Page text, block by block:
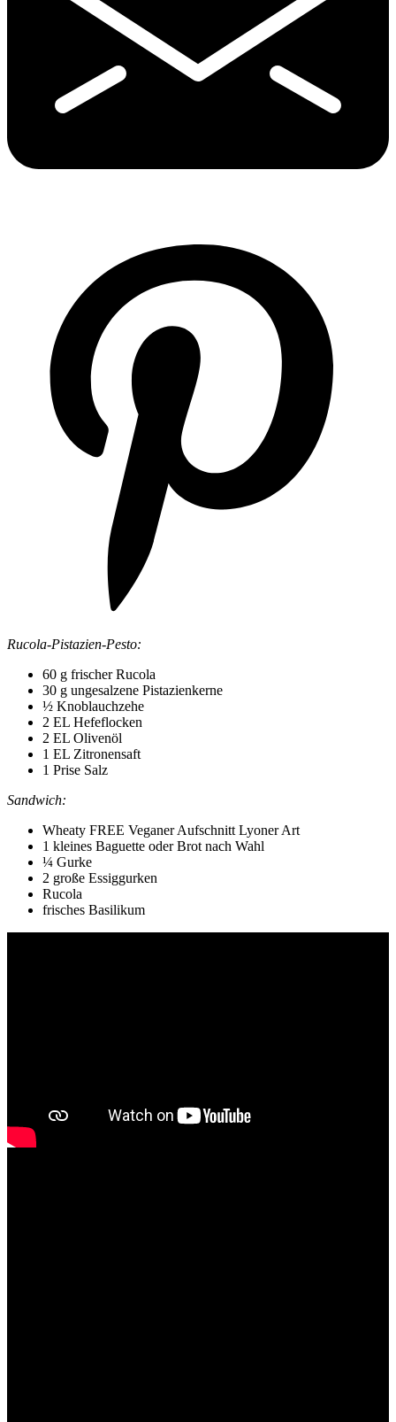
Rucola-Pistazien-Pesto:
60 g frischer Rucola
30 g ungesalzene Pistazienkerne
½ Knoblauchzehe
2 EL Hefeflocken
2 EL Olivenöl
1 EL Zitronensaft
1 Prise Salz
Sandwich:
Wheaty FREE Veganer Aufschnitt Lyoner Art
1 kleines Baguette oder Brot nach Wahl
¼ Gurke
2 große Essiggurken
Rucola
frisches Basilikum